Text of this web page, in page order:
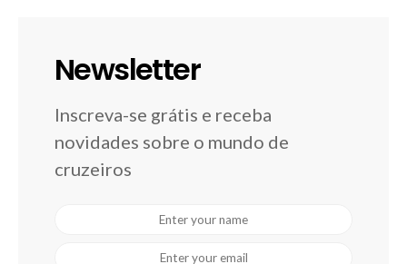
Newsletter
Inscreva-se grátis e receba
novidades sobre o mundo de
cruzeiros